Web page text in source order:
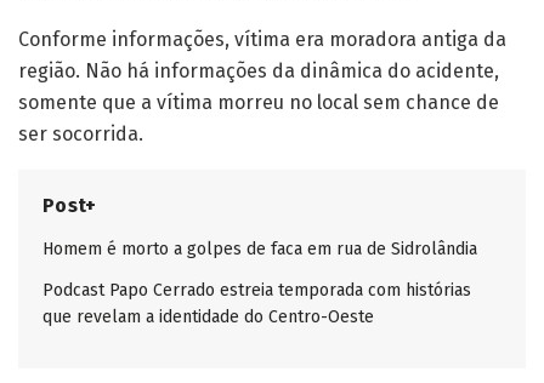
Conforme informações, vítima era moradora antiga da
região. Não há informações da dinâmica do acidente,
somente que a vítima morreu no local sem chance de
ser socorrida.
Post+
Homem é morto a golpes de faca em rua de Sidrolândia
Podcast Papo Cerrado estreia temporada com histórias
que revelam a identidade do Centro-Oeste